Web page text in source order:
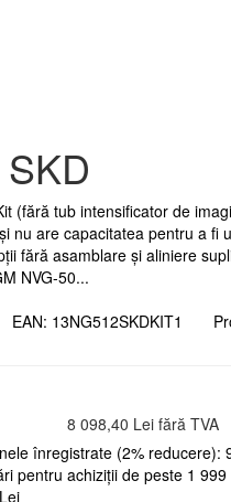
(fără tub intensificator de
nu are capacitatea pentru a fi
fără asamblare și aliniere
NVG-50...
13NG512SKDKIT1
8 098,40 Lei fără TVA
înregistrate (2% reducere):
pentru achiziții de peste 1 999